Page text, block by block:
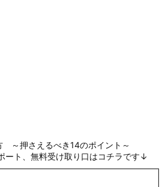
～押さえるべき14のポイント～
ート、無料受け取り口はコチラです↓